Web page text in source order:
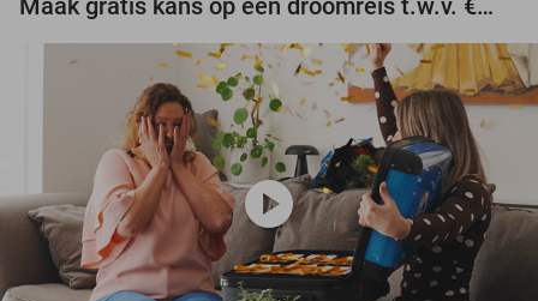
play_circle